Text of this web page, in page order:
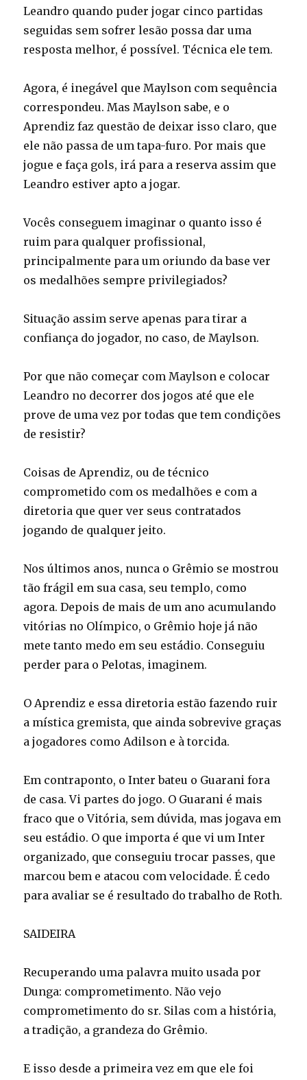
Leandro quando puder jogar cinco partidas
seguidas sem sofrer lesão possa dar uma
resposta melhor, é possível. Técnica ele tem.
Agora, é inegável que Maylson com sequência
correspondeu. Mas Maylson sabe, e o
Aprendiz faz questão de deixar isso claro, que
ele não passa de um tapa-furo. Por mais que
jogue e faça gols, irá para a reserva assim que
Leandro estiver apto a jogar.
Vocês conseguem imaginar o quanto isso é
ruim para qualquer profissional,
principalmente para um oriundo da base ver
os medalhões sempre privilegiados?
Situação assim serve apenas para tirar a
confiança do jogador, no caso, de Maylson.
Por que não começar com Maylson e colocar
Leandro no decorrer dos jogos até que ele
prove de uma vez por todas que tem condições
de resistir?
Coisas de Aprendiz, ou de técnico
comprometido com os medalhões e com a
diretoria que quer ver seus contratados
jogando de qualquer jeito.
Nos últimos anos, nunca o Grêmio se mostrou
tão frágil em sua casa, seu templo, como
agora. Depois de mais de um ano acumulando
vitórias no Olímpico, o Grêmio hoje já não
mete tanto medo em seu estádio. Conseguiu
perder para o Pelotas, imaginem.
O Aprendiz e essa diretoria estão fazendo ruir
a mística gremista, que ainda sobrevive graças
a jogadores como Adilson e à torcida.
Em contraponto, o Inter bateu o Guarani fora
de casa. Vi partes do jogo. O Guarani é mais
fraco que o Vitória, sem dúvida, mas jogava em
seu estádio. O que importa é que vi um Inter
organizado, que conseguiu trocar passes, que
marcou bem e atacou com velocidade. É cedo
para avaliar se é resultado do trabalho de Roth.
SAIDEIRA
Recuperando uma palavra muito usada por
Dunga: comprometimento. Não vejo
comprometimento do sr. Silas com a história,
a tradição, a grandeza do Grêmio.
E isso desde a primeira vez em que ele foi